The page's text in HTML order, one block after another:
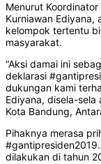
Menurut
Kurniawan
kelompok tertentu
masyarakat.
“Aksi damai ini
deklarasi
dukungan kami
Ediyana, disela-sela
Kota Bandung,
Pihaknya merasa
dilakukan di tahun